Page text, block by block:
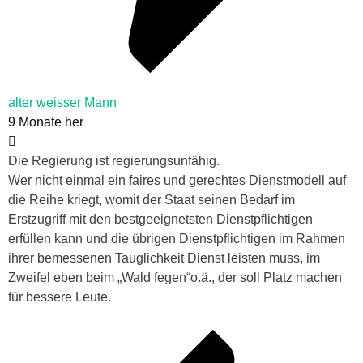
alter weisser Mann
9 Monate her
Die Regierung ist regierungsunfähig.
Wer nicht einmal ein faires und gerechtes Dienstmodell auf
die Reihe kriegt, womit der Staat seinen Bedarf im
Erstzugriff mit den bestgeeignetsten Dienstpflichtigen
erfüllen kann und die übrigen Dienstpflichtigen im Rahmen
ihrer bemessenen Tauglichkeit Dienst leisten muss, im
Zweifel eben beim „Wald fegen“o.ä., der soll Platz machen
für bessere Leute.